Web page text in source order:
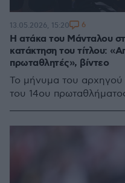
Η ατάκα του Μάνταλου
κατάκτηση του τίτλου:
πρωταθλητές», βίντεο
Το μήνυμα του αρχηγού
του 14ου
13.05.2026, 15:20 6